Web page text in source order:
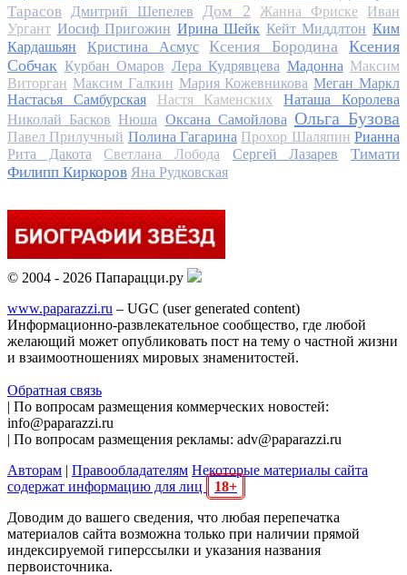
Тарасов
Дмитрий Шепелев Дом 2 Жанна Фриске
Иван
Ургант Иосиф Пригожин Ирина Шейк Кейт Миддлтон Ким
Кардашьян
Кристина Асмус Ксения Бородина
Ксения
Собчак Курбан Омаров Лера Кудрявцева Мадонна Максим
Виторган Максим Галкин Мария Кожевникова Меган Маркл
Настасья Самбурская
Настя Каменских
Наташа Королева
Николай Басков Нюша Оксана Самойлова Ольга Бузова
Павел Прилучный Полина Гагарина Прохор Шаляпин Рианна
Рита Дакота
Светлана Лобода Сергей Лазарев
Тимати
Филипп Киркоров Яна Рудковская
© 2004 - 2026 Папарацци.ру
www.paparazzi.ru – UGC (user generated content)
Информационно-развлекательное сообщество, где любой
желающий может опубликовать пост на тему о частной жизни
и взаимоотношениях мировых знаменитостей.
Обратная связь
| По вопросам размещения коммерческих новостей:
info@paparazzi.ru
| По вопросам размещения рекламы: adv@paparazzi.ru
Авторам | Правообладателям Некоторые материалы сайта
содержат информацию для лиц
18+
Доводим до вашего сведения, что любая перепечатка
материалов сайта возможна только при наличии прямой
индексируемой гиперссылки и указания названия
первоисточника.